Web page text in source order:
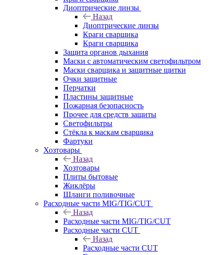
Диоптрические линзы
Назад
Диоптрические линзы
Краги сварщика
Краги сварщика
Защита органов дыхания
Маски с автоматическим светофильтром
Маски сварщика и защитные щитки
Очки защитные
Перчатки
Пластины защитные
Пожарная безопасность
Прочее для средств защиты
Светофильтры
Стёкла к маскам сварщика
Фартуки
Хозтовары
Назад
Хозтовары
Плиты бытовые
Жиклёры
Шланги поливочные
Расходные части MIG/TIG/CUT
Назад
Расходные части MIG/TIG/CUT
Расходные части CUT
Назад
Расходные части CUT